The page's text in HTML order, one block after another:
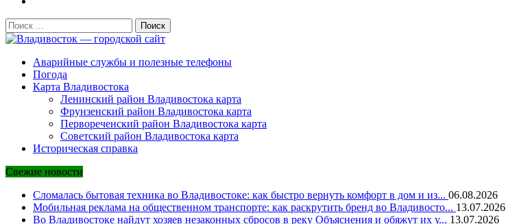
Поиск:
Владивосток — городской сайт
Аварийные службы и полезные телефоны
Погода
Карта Владивостока
Ленинский район Владивостока карта
Фрунзенский район Владивостока карта
Первореченский район Владивостока карта
Советский район Владивостока карта
Историческая справка
Свежие новости
Сломалась бытовая техника во Владивостоке: как быстро вернуть комфорт в дом и из... 06.08.2026
Мобильная реклама на общественном транспорте: как раскрутить бренд во Владивосто... 13.07.2026
Во Владивостоке найдут хозяев незаконных сбросов в реку Объяснения и обяжут их у... 13.07.2026